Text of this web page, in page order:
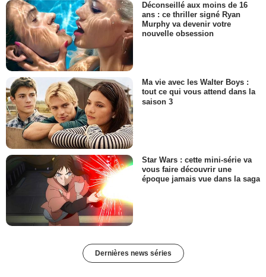
Déconseillé aux moins de 16
ans : ce thriller signé Ryan
Murphy va devenir votre
nouvelle obsession
Ma vie avec les Walter Boys :
tout ce qui vous attend dans la
saison 3
Star Wars : cette mini-série va
vous faire découvrir une
époque jamais vue dans la saga
Dernières news séries